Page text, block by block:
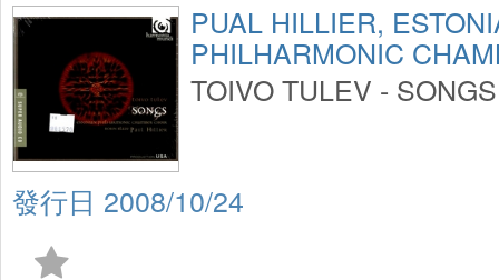
PUAL HILLIER,
PHILHARMONIC
TOIVO TULEV - SONGS
2008/10/24